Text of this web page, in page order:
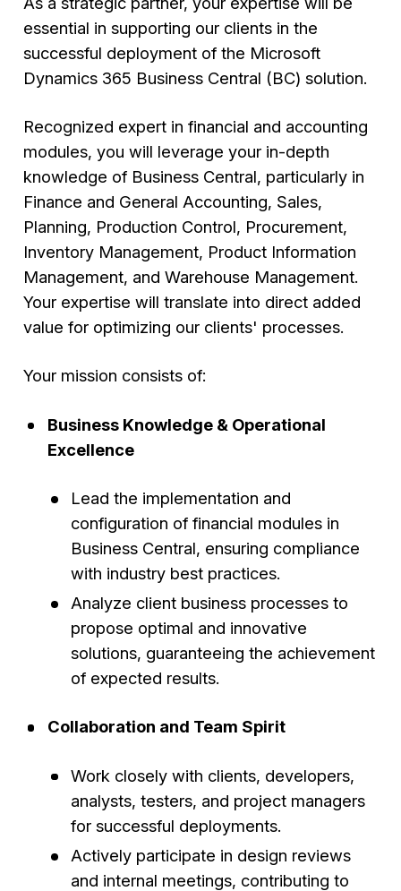
essential in supporting our clients in the
successful deployment of the Microsoft
Dynamics 365 Business Central (BC) solution.
Recognized expert in financial and accounting
modules, you will leverage your in-depth
knowledge of Business Central, particularly in
Finance and General Accounting, Sales,
Planning, Production Control, Procurement,
Inventory Management, Product Information
Management, and Warehouse Management.
Your expertise will translate into direct added
value for optimizing our clients' processes.
Your mission consists of:
Business Knowledge & Operational
Excellence
Lead the implementation and
configuration of financial modules in
Business Central, ensuring compliance
with industry best practices.
Analyze client business processes to
propose optimal and innovative
solutions, guaranteeing the achievement
of expected results.
Collaboration and Team Spirit
Work closely with clients, developers,
analysts, testers, and project managers
for successful deployments.
Actively participate in design reviews
and internal meetings, contributing to